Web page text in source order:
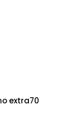
extra70